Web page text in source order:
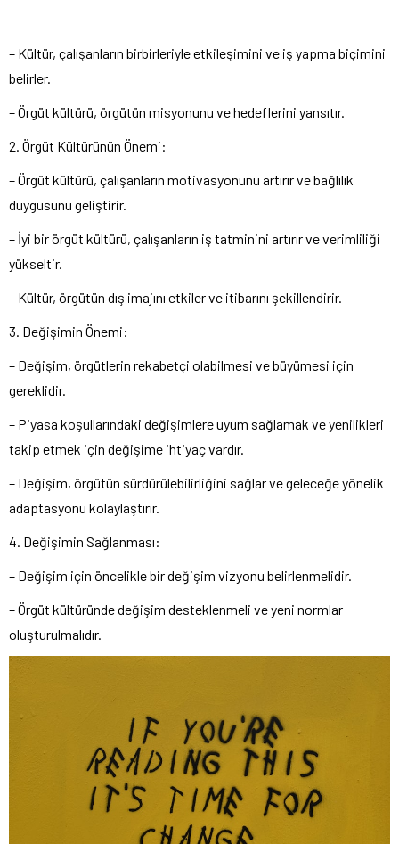
– Kültür, çalışanların birbirleriyle etkileşimini ve iş yapma biçimini
belirler.
– Örgüt kültürü, örgütün misyonunu ve hedeflerini yansıtır.
2. Örgüt Kültürünün Önemi:
– Örgüt kültürü, çalışanların motivasyonunu artırır ve bağlılık
duygusunu geliştirir.
– İyi bir örgüt kültürü, çalışanların iş tatminini artırır ve verimliliği
yükseltir.
– Kültür, örgütün dış imajını etkiler ve itibarını şekillendirir.
3. Değişimin Önemi:
– Değişim, örgütlerin rekabetçi olabilmesi ve büyümesi için
gereklidir.
– Piyasa koşullarındaki değişimlere uyum sağlamak ve yenilikleri
takip etmek için değişime ihtiyaç vardır.
– Değişim, örgütün sürdürülebilirliğini sağlar ve geleceğe yönelik
adaptasyonu kolaylaştırır.
4. Değişimin Sağlanması:
– Değişim için öncelikle bir değişim vizyonu belirlenmelidir.
– Örgüt kültüründe değişim desteklenmeli ve yeni normlar
oluşturulmalıdır.